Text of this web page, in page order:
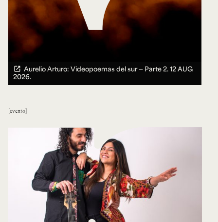
Aurelio Arturo: Videopoemas del sur — Parte 2.12 AUG
2026.
evento